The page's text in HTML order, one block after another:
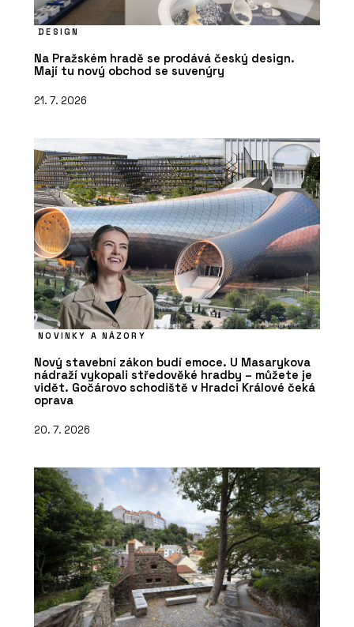
DESIGN
Na Pražském hradě se prodává český design.
Mají tu nový obchod se suvenýry
21. 7. 2026
NOVINKY A NÁZORY
Nový stavební zákon budí emoce. U Masarykova
nádraží vykopali středověké hradby – můžete je
vidět. Gočárovo schodiště v Hradci Králové čeká
oprava
20. 7. 2026